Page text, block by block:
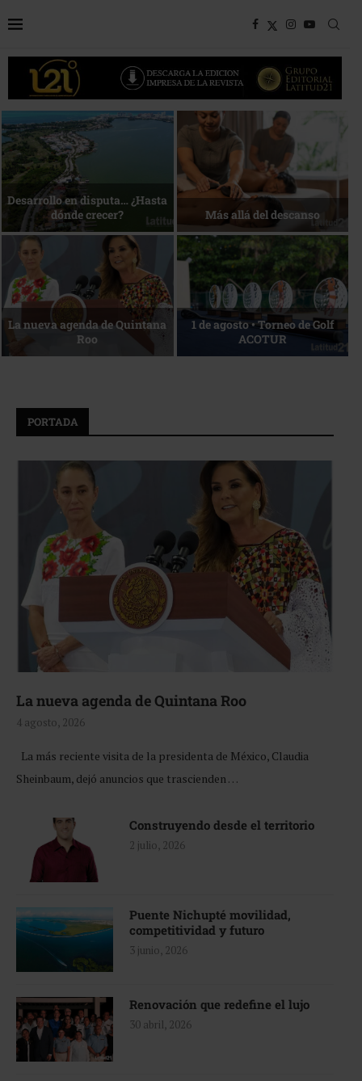
Bottega, un viaje servido a la
mesa
Energía que Impulsa la
competitividad
Reconocimiento de viajeros La esencia del servicio
PORTADA
La nueva agenda de Quintana Roo
4 agosto, 2026
La más reciente visita de la presidenta de México, Claudia
Sheinbaum, dejó anuncios que trascienden …
Construyendo desde el territorio
2 julio, 2026
Puente Nichupté movilidad,
competitividad y futuro
3 junio, 2026
Renovación que redefine el lujo
30 abril, 2026